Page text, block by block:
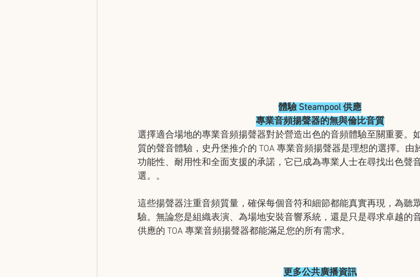
體驗 Steampool 供應
專業音頻揚聲器的無與倫比音質
選擇適合場地的專業音頻揚聲器對於營造出色的音頻體驗至關重要。
質的聲音體驗，史丹堡推介的 TOA 專業音頻揚聲器是理想的選擇。由
功能性、耐用性和全面支援的承諾，它已成為專業人士在尋找出色聲
選。。
這些揚聲器注重音頻質量，確保每個音符和細節都能真實再現，為聽
驗。無論您是組織表演、為場地安裝音響系統，還是只是尋求卓越的
供應的 TOA 專業音頻揚聲器都能滿足您的所有需求。
更多公共廣播資訊